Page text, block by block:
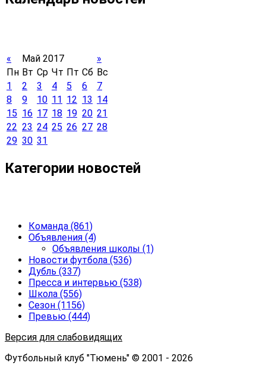
« Май 2017
»
Пн Вт Ср Чт Пт Сб Вс
1
2 3 4 5 6
7
8
9 10 11 12 13 14
15 16 17 18 19 20 21
22 23 24 25 26 27 28
29 30 31
Категории новостей
Команда (861)
Объявления (4)
Объявления школы (1)
Новости футбола (536)
Дубль (337)
Пресса и интервью (538)
Школа (556)
Сезон (1156)
Превью (444)
Версия для слабовидящих
Футбольный клуб "Тюмень" © 2001 - 2026